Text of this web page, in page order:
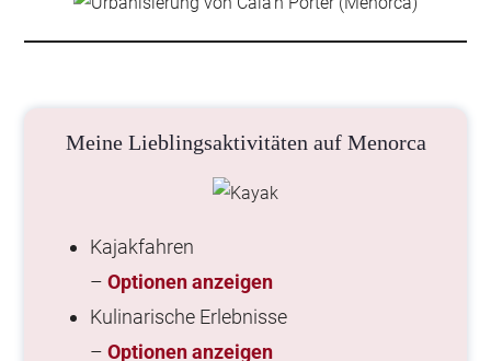
Meine Lieblingsaktivitäten auf Menorca
Kajakfahren
–Optionen anzeigen
Kulinarische Erlebnisse
–Optionen anzeigen